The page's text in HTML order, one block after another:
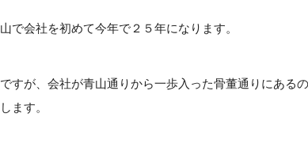
で会社を初めて今年で２５年になります。
すが、会社が青山通りから一歩入った骨董通りにある
ます。